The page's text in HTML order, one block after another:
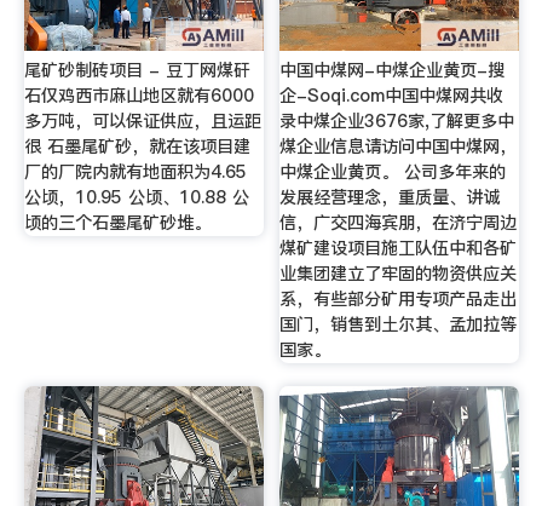
尾矿砂制砖项目 - 豆丁网煤矸
石仅鸡西市麻山地区就有6000
多万吨，可以保证供应，且运距
很 石墨尾矿砂，就在该项目建
厂的厂院内就有地面积为4.65
公顷，10.95 公顷、10.88 公
顷的三个石墨尾矿砂堆。
中国中煤网-中煤企业黄页-搜
企-Soqi.com中国中煤网共收
录中煤企业3676家,了解更多中
煤企业信息请访问中国中煤网，
中煤企业黄页。 公司多年来的
发展经营理念，重质量、讲诚
信，广交四海宾朋，在济宁周边
煤矿建设项目施工队伍中和各矿
业集团建立了牢固的物资供应关
系，有些部分矿用专项产品走出
国门，销售到土尔其、孟加拉等
国家。